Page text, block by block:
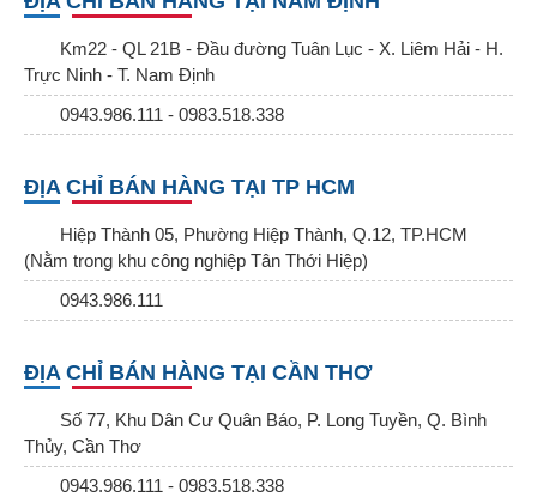
Km22 - QL 21B - Đầu đường Tuân Lục - X. Liêm Hải - H.
Trực Ninh - T. Nam Định
0943.986.111 - 0983.518.338
ĐỊA CHỈ BÁN HÀNG TẠI TP HCM
Hiệp Thành 05, Phường Hiệp Thành, Q.12, TP.HCM
(Nằm trong khu công nghiệp Tân Thới Hiệp)
0943.986.111
ĐỊA CHỈ BÁN HÀNG TẠI CẦN THƠ
Số 77, Khu Dân Cư Quân Báo, P. Long Tuyền, Q. Bình
Thủy, Cần Thơ
0943.986.111 - 0983.518.338